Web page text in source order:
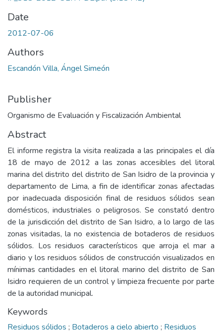
Date
2012-07-06
Authors
Escandón Villa, Ángel Simeón
Publisher
Organismo de Evaluación y Fiscalización Ambiental
Abstract
El informe registra la visita realizada a las principales el día
18 de mayo de 2012 a las zonas accesibles del litoral
marina del distrito del distrito de San Isidro de la provincia y
departamento de Lima, a fin de identificar zonas afectadas
por inadecuada disposición final de residuos sólidos sean
domésticos, industriales o peligrosos. Se constató dentro
de la jurisdicción del distrito de San Isidro, a lo largo de las
zonas visitadas, la no existencia de botaderos de residuos
sólidos. Los residuos característicos que arroja el mar a
diario y los residuos sólidos de construcción visualizados en
mínimas cantidades en el litoral marino del distrito de San
Isidro requieren de un control y limpieza frecuente por parte
de la autoridad municipal.
Keywords
Residuos sólidos ; Botaderos a cielo abierto ; Residuos